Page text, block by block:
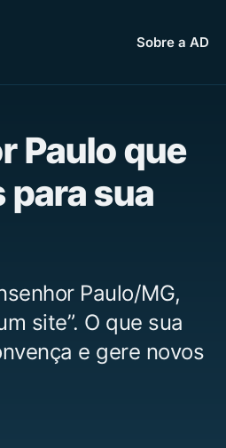
Sobre a AD
Paulo que
sua
Paulo/MG,
site”. O que sua
e gere novos